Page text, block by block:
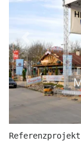
P
r
e
v
Referenzprojekt